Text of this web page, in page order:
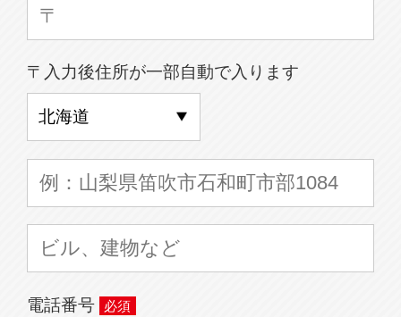
〒入力後住所が一部自動で入ります
電話番号